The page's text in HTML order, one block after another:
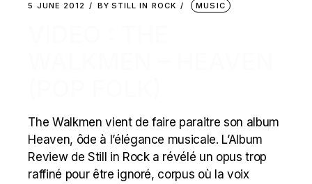
5 JUNE 2012 BY STILL IN ROCK MUSIC
The Walkmen vient de faire paraitre son album
Heaven, ôde à l’élégance musicale. L’Album
Review de Still in Rock a révélé un opus trop
raffiné pour être ignoré, corpus où la voix